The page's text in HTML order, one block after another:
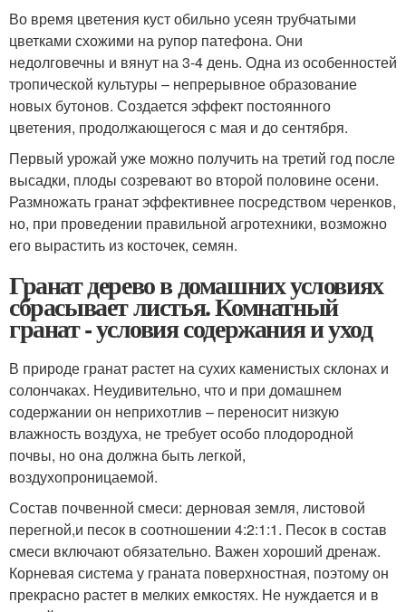
Во время цветения куст обильно усеян трубчатыми
цветками схожими на рупор патефона. Они
недолговечны и вянут на 3-4 день. Одна из особенностей
тропической культуры – непрерывное образование
новых бутонов. Создается эффект постоянного
цветения, продолжающегося с мая и до сентября.
Первый урожай уже можно получить на третий год после
высадки, плоды созревают во второй половине осени.
Размножать гранат эффективнее посредством черенков,
но, при проведении правильной агротехники, возможно
его вырастить из косточек, семян.
Гранат дерево в домашних условиях
сбрасывает листья. Комнатный
гранат - условия содержания и уход
В природе гранат растет на сухих каменистых склонах и
солончаках. Неудивительно, что и при домашнем
содержании он неприхотлив – переносит низкую
влажность воздуха, не требует особо плодородной
почвы, но она должна быть легкой,
воздухопроницаемой.
Состав почвенной смеси: дерновая земля, листовой
перегной,и песок в соотношении 4:2:1:1. Песок в состав
смеси включают обязательно. Важен хороший дренаж.
Корневая система у граната поверхностная, поэтому он
прекрасно растет в мелких емкостях. Не нуждается и в